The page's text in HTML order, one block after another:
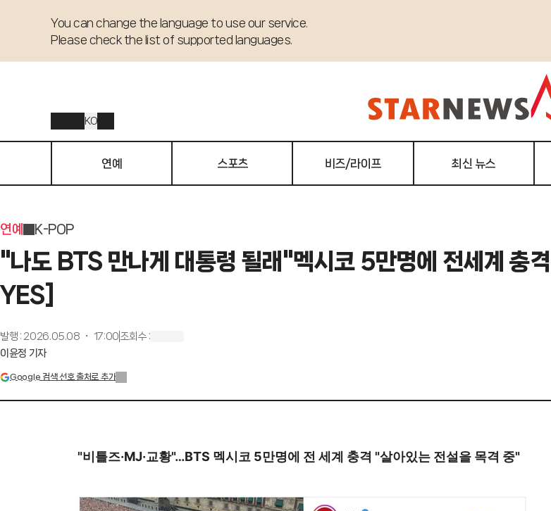
You can change the language to use our service.
Please check the list of supported languages.
KO
연예 스포츠 비즈/라이프 최신 뉴스
연예 K-POP
"나도 BTS 만나게 대통령 될래"멕시코 5만명에 전세계 충
YES]
발행 : 2026.05.08 ・ 17:00 조회수:
이윤정 기자
Google 검색 선호 출처로 추가
"비틀즈·MJ·교황"…BTS 멕시코 5만명에 전 세계 충격 "살아있는 전설을 목격 중"